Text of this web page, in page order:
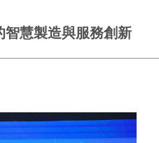
慧製造與服務創新